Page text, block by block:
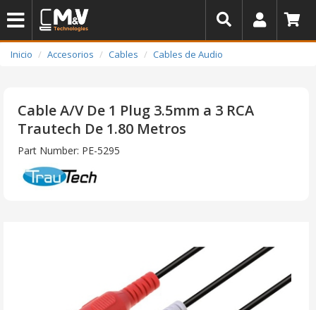
Inicio Accesorios Cables Cables de Audio
Cable A/V De 1 Plug 3.5mm a 3 RCA
Trautech De 1.80 Metros
Part Number: PE-5295